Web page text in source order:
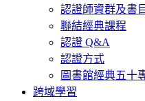
認證師資群及書
聯結經典課程
認證 Q&A
認證方式
圖書館經典五十
跨域學習